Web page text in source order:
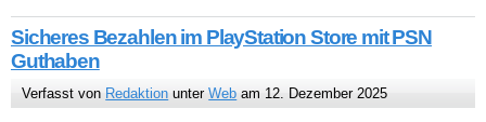
Sicheres Bezahlen im PlayStation Store mit PSN
Guthaben
Verfasst von Redaktion unterWeb am 12. Dezember 2025